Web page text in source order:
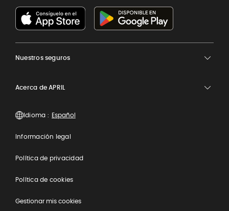
Nuestros seguros
Acerca de APRIL
Idioma :
Información legal
Política de privacidad
Política de cookies
Gestionar mis cookies